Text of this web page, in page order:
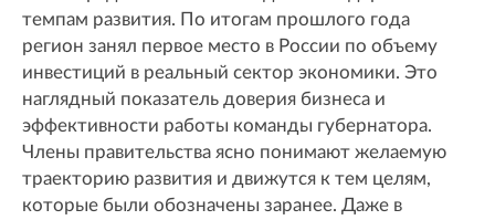
темпам развития. По итогам прошлого года
регион занял первое место в России по объему
инвестиций в реальный сектор экономики. Это
наглядный показатель доверия бизнеса и
эффективности работы команды губернатора.
Члены правительства ясно понимают желаемую
траекторию развития и движутся к тем целям,
которые были обозначены заранее. Даже в